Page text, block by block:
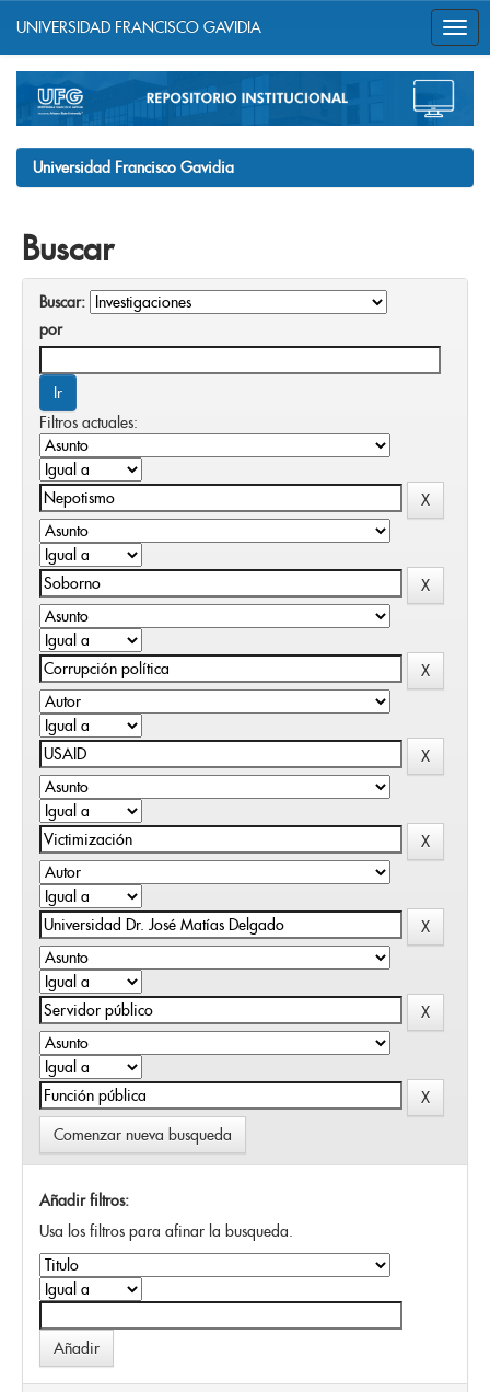
navigation
UNIVERSIDAD FRANCISCO GAVIDIA
Universidad Francisco Gavidia
Buscar
Buscar:
por
Filtros actuales:
Comenzar nueva busqueda
Añadir filtros:
Usa los filtros para afinar la busqueda.